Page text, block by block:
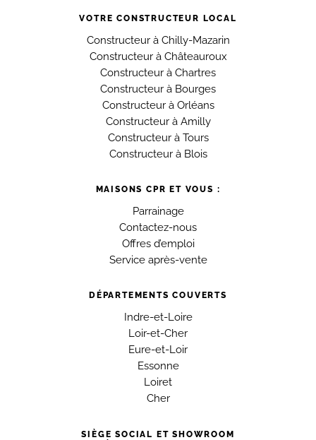
VOTRE CONSTRUCTEUR LOCAL
Constructeur à Chilly-Mazarin
Constructeur à Châteauroux
Constructeur à Chartres
Constructeur à Bourges
Constructeur à Orléans
Constructeur à Amilly
Constructeur à Tours
Constructeur à Blois
MAISONS CPR ET VOUS :
Parrainage
Contactez-nous
Offres d’emploi
Service après-vente
DÉPARTEMENTS COUVERTS
Indre-et-Loire
Loir-et-Cher
Eure-et-Loir
Essonne
Loiret
Cher
SIÈGE SOCIAL ET SHOWROOM